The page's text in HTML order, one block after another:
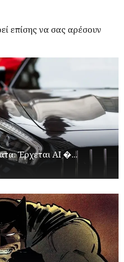
επίσης να σας αρέσουν
Έρχεται ΑΙ �...